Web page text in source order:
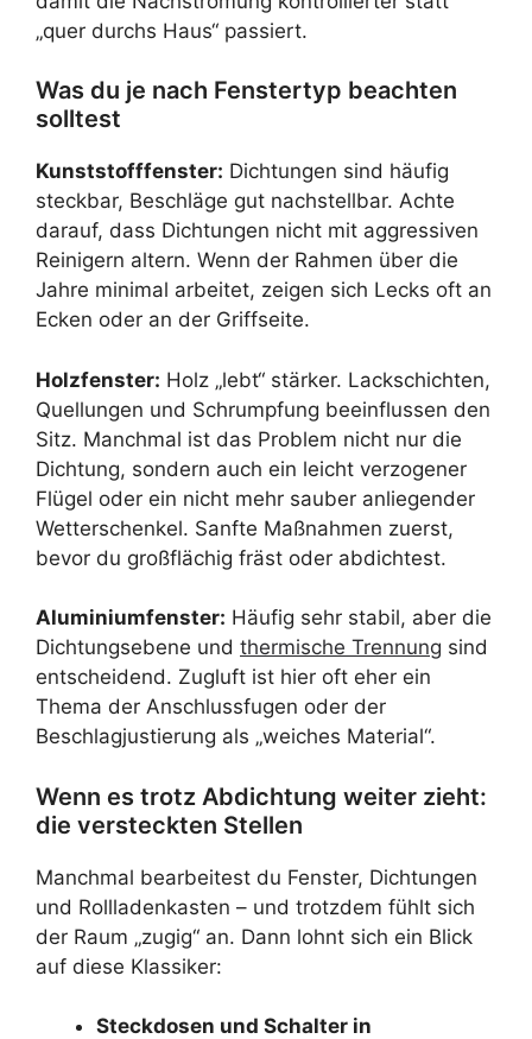
„quer durchs Haus“ passiert.
Was du je nach Fenstertyp beachten
solltest
Kunststofffenster: Dichtungen sind häufig
steckbar, Beschläge gut nachstellbar. Achte
darauf, dass Dichtungen nicht mit aggressiven
Reinigern altern. Wenn der Rahmen über die
Jahre minimal arbeitet, zeigen sich Lecks oft an
Ecken oder an der Griffseite.
Holzfenster: Holz „lebt“ stärker. Lackschichten,
Quellungen und Schrumpfung beeinflussen den
Sitz. Manchmal ist das Problem nicht nur die
Dichtung, sondern auch ein leicht verzogener
Flügel oder ein nicht mehr sauber anliegender
Wetterschenkel. Sanfte Maßnahmen zuerst,
bevor du großflächig fräst oder abdichtest.
Aluminiumfenster: Häufig sehr stabil, aber die
Dichtungsebene und thermische Trennung sind
entscheidend. Zugluft ist hier oft eher ein
Thema der Anschlussfugen oder der
Beschlagjustierung als „weiches Material“.
Wenn es trotz Abdichtung weiter zieht:
die versteckten Stellen
Manchmal bearbeitest du Fenster, Dichtungen
und Rollladenkasten – und trotzdem fühlt sich
der Raum „zugig“ an. Dann lohnt sich ein Blick
auf diese Klassiker:
Steckdosen und Schalter in